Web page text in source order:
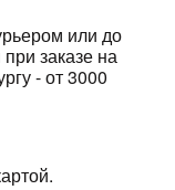
или до
заказе на
- от 3000